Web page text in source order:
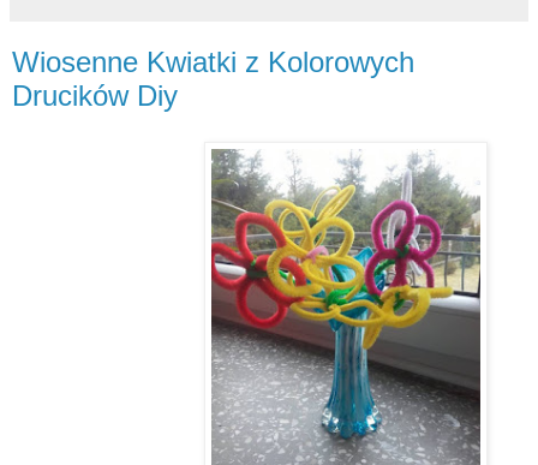
Wiosenne Kwiatki z Kolorowych
Drucików Diy